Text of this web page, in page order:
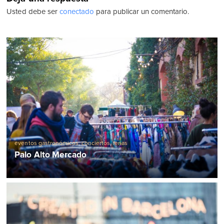
Usted debe ser conectado para publicar un comentario.
eventos gastronómicos,conciertos,ferias
Palo Alto Mercado